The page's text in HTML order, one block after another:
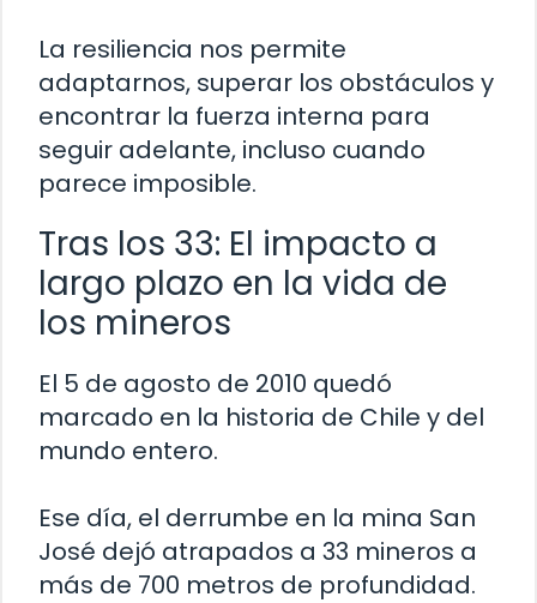
La resiliencia nos permite
adaptarnos, superar los obstáculos y
encontrar la fuerza interna para
seguir adelante, incluso cuando
parece imposible.
Tras los 33: El impacto a
largo plazo en la vida de
los mineros
El 5 de agosto de 2010 quedó
marcado en la historia de Chile y del
mundo entero.
Ese día, el derrumbe en la mina San
José dejó atrapados a 33 mineros a
más de 700 metros de profundidad.